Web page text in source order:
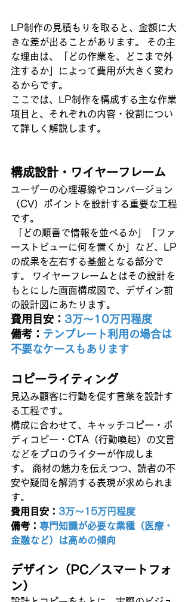
LP制作の見積もりを取ると、金額に大
きな差が出ることがあります。 その主
な理由は、「どの作業を、どこまで外
注するか」によって費用が大きく変わ
るからです。
ここでは、LP制作を構成する主な作業
項目と、それぞれの内容・役割につい
て詳しく解説します。
構成設計・ワイヤーフレーム
ユーザーの心理導線やコンバージョン
（CV）ポイントを設計する重要な工程
です。
「どの順番で情報を並べるか」「ファ
ーストビューに何を置くか」など、LP
の成果を左右する基盤となる部分で
す。 ワイヤーフレームとはその設計を
もとにした画面構成図で、デザイン前
の設計図にあたります。
費用目安： 3万〜10万円程度
備考： テンプレート利用の場合は
不要なケースもあります
コピーライティング
見込み顧客に行動を促す言葉を設計す
る工程です。
構成に合わせて、キャッチコピー・ボ
ディコピー・CTA（行動喚起）の文言
などをプロのライターが作成しま
す。 商材の魅力を伝えつつ、読者の不
安や疑問を解消する表現が求められま
す。
費用目安： 3万〜15万円程度
備考： 専門知識が必要な業種（医療・
金融など）は高めの傾向
デザイン（PC／スマートフォ
ン）